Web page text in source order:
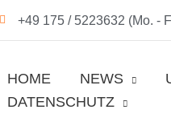
+49 175 / 5223632 (Mo. -
HOME NEWS
DATENSCHUTZ